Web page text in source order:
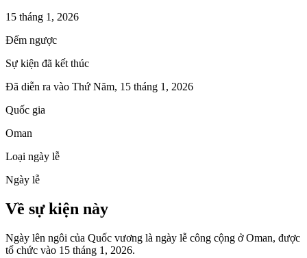
15 tháng 1, 2026
Đếm ngược
Sự kiện đã kết thúc
Đã diễn ra vào Thứ Năm, 15 tháng 1, 2026
Quốc gia
Oman
Loại ngày lễ
Ngày lễ
Về sự kiện này
Ngày lên ngôi của Quốc vương là ngày lễ công cộng ở Oman, được
tổ chức vào 15 tháng 1, 2026.